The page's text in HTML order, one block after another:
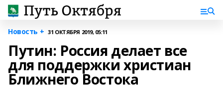
Новость + 31 ОКТЯБРЯ 2019, 05:11
Путин: Россия делает все
для поддержки христиан
Ближнего Востока